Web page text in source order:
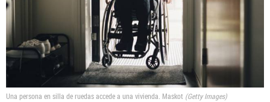
Una persona en silla de ruedas accede a una vivienda. Maskot Getty Images